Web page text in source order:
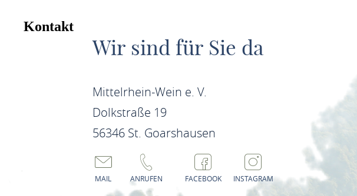
Kontakt
Wir sind für Sie da
Mittelrhein-Wein e. V.
Dolkstraße 19
56346 St. Goarshausen
MAIL ANRUFEN FACEBOOK INSTAGRAM